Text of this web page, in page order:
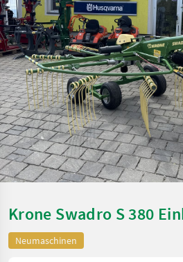
Krone Swadro S 380
Neumaschinen